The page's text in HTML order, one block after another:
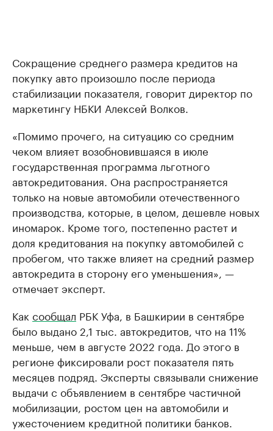
Сокращение среднего размера кредитов на
покупку авто произошло после периода
стабилизации показателя, говорит директор по
маркетингу НБКИ Алексей Волков.
«Помимо прочего, на ситуацию со средним
чеком влияет возобновившаяся в июле
государственная программа льготного
автокредитования. Она распространяется
только на новые автомобили отечественного
производства, которые, в целом, дешевле новых
иномарок. Кроме того, постепенно растет и
доля кредитования на покупку автомобилей с
пробегом, что также влияет на средний размер
автокредита в сторону его уменьшения», —
отмечает эксперт.
Как сообщал РБК Уфа, в Башкирии в сентябре
было выдано 2,1 тыс. автокредитов, что на 11%
меньше, чем в августе 2022 года. До этого в
регионе фиксировали рост показателя пять
месяцев подряд. Эксперты связывали снижение
выдачи с объявлением в сентябре частичной
мобилизации, ростом цен на автомобили и
ужесточением кредитной политики банков.